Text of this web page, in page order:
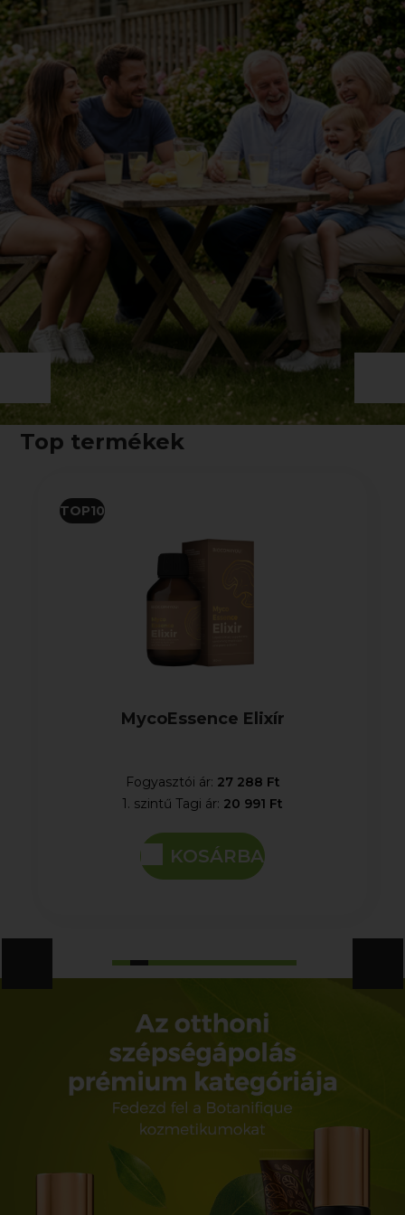
Top termékek
TOP10
MycoEssence Elixír
Fogyasztói ár: 27 288 Ft
1. szintű Tagi ár: 20 991 Ft
KOSÁRBA